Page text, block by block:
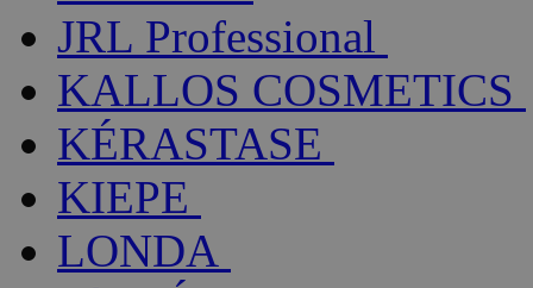
JRL Professional
KALLOS COSMETICS
KÉRASTASE
KIEPE
LONDA